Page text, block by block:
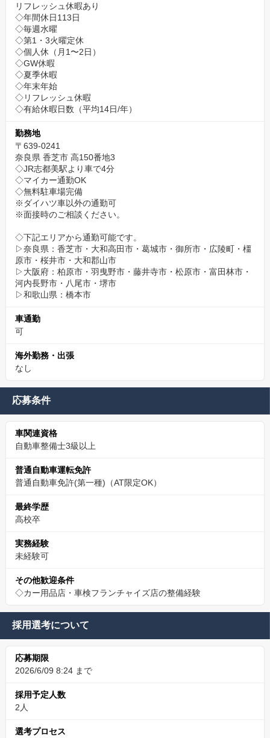
リフレッシュ休暇あり
◇年間休日113日
◇毎週水曜
◇第1・3火曜定休
◇個人休（月1〜2日）
◇GW休暇
◇夏季休暇
◇年末年始
◇リフレッシュ休暇
◇有給休暇日数（平均14日/年）
勤務地
〒639-0241
奈良県 香芝市 高150番地3
◇JR志都美駅より車で4分
◇マイカー通勤OK
◇無料駐車場完備
※ダイハツ車以外の通勤可
※面接時のご相談ください。
◇下記エリアから通勤可能です。
▷奈良県：香芝市・大和高田市・葛城市・御所市・広陵町・橿
原市・桜井市・大和郡山市
▷大阪府：柏原市・羽曳野市・藤井寺市・松原市・富田林市・
河内長野市・八尾市・堺市
▷和歌山県：橋本市
車通勤
可
海外勤務・出張
なし
応募条件
車関連資格
自動車整備士3級以上
普通自動車運転免許
普通自動車免許(第一種)（AT限定OK）
最終学歴
高校卒
実務経験
未経験可
その他歓迎条件
◇カー用品店・車検フランチャイズ店の整備経験
採用選考について
応募期限
2026/6/09 8:24 まで
採用予定人数
2人
選考プロセス